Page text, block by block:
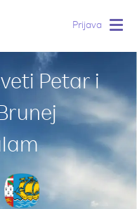
Prijava
Petar i